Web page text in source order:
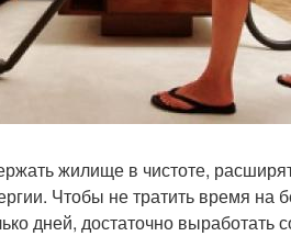
жилище в чистоте,
Чтобы не тратить время на
дней, достаточно выработать